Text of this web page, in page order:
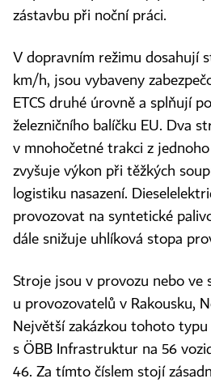
zástavbu při noční práci.
V dopravním režimu dosahují
km/h, jsou vybaveny
ETCS druhé úrovně a splňují
železničního balíčku EU. Dva
v mnohočetné trakci z
zvyšuje výkon při těžkých
logistiku nasazení.
provozovat na syntetické
dále snižuje uhlíková stopa
Stroje jsou v provozu nebo ve
u provozovatelů v Rakousku,
Největší zakázkou tohoto
s ÖBB Infrastruktur na 56
46. Za tímto číslem stojí